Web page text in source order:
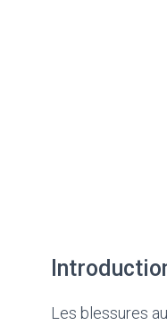
Les blessures